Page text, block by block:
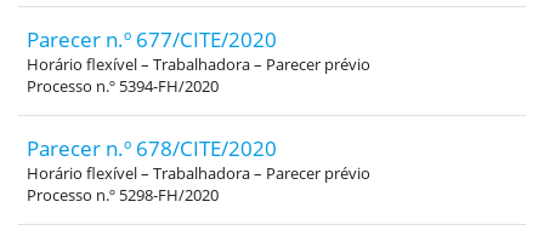
Parecer n.º 677/CITE/2020
Horário flexível – Trabalhadora – Parecer prévio
Processo n.º 5394-FH/2020
Parecer n.º 678/CITE/2020
Horário flexível – Trabalhadora – Parecer prévio
Processo n.º 5298-FH/2020